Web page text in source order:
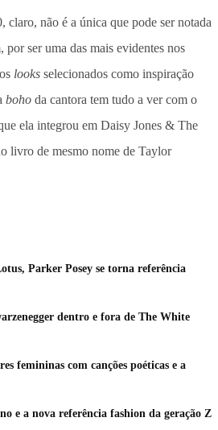
claro, não é a única que pode ser notada
ser uma das mais evidentes nos
looks selecionados como inspiração
boho da cantora tem tudo a ver com o
ela integrou em Daisy Jones & The
livro de mesmo nome de Taylor
Parker Posey se torna referência
dentro e fora de The White
femininas com canções poéticas e a
e a nova referência fashion da geração Z